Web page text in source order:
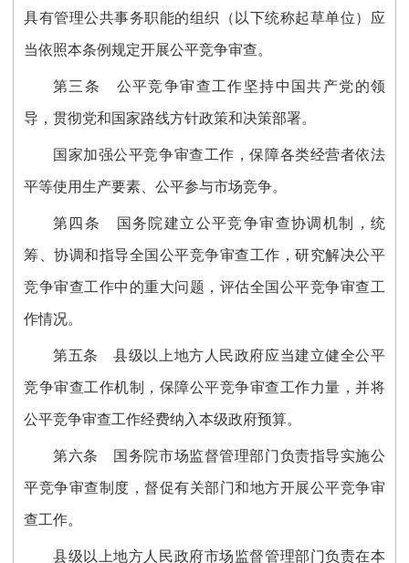
具有管理公共事务职能的组织（以下统称起草单位）应
当依照本条例规定开展公平竞争审查。
第三条 公平竞争审查工作坚持中国共产党的领
导，贯彻党和国家路线方针政策和决策部署。
国家加强公平竞争审查工作，保障各类经营者依法
平等使用生产要素、公平参与市场竞争。
第四条 国务院建立公平竞争审查协调机制，统
筹、协调和指导全国公平竞争审查工作，研究解决公平
竞争审查工作中的重大问题，评估全国公平竞争审查工
作情况。
第五条 县级以上地方人民政府应当建立健全公平
竞争审查工作机制，保障公平竞争审查工作力量，并将
公平竞争审查工作经费纳入本级政府预算。
第六条 国务院市场监督管理部门负责指导实施公
平竞争审查制度，督促有关部门和地方开展公平竞争审
查工作。
县级以上地方人民政府市场监督管理部门负责在本